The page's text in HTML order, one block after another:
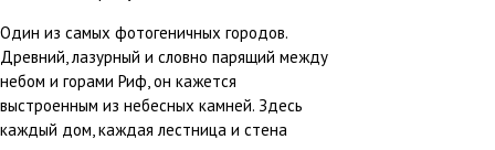
Один из самых фотогеничных городов.
Древний, лазурный и словно парящий между
небом и горами Риф, он кажется
выстроенным из небесных камней. Здесь
каждый дом, каждая лестница и стена